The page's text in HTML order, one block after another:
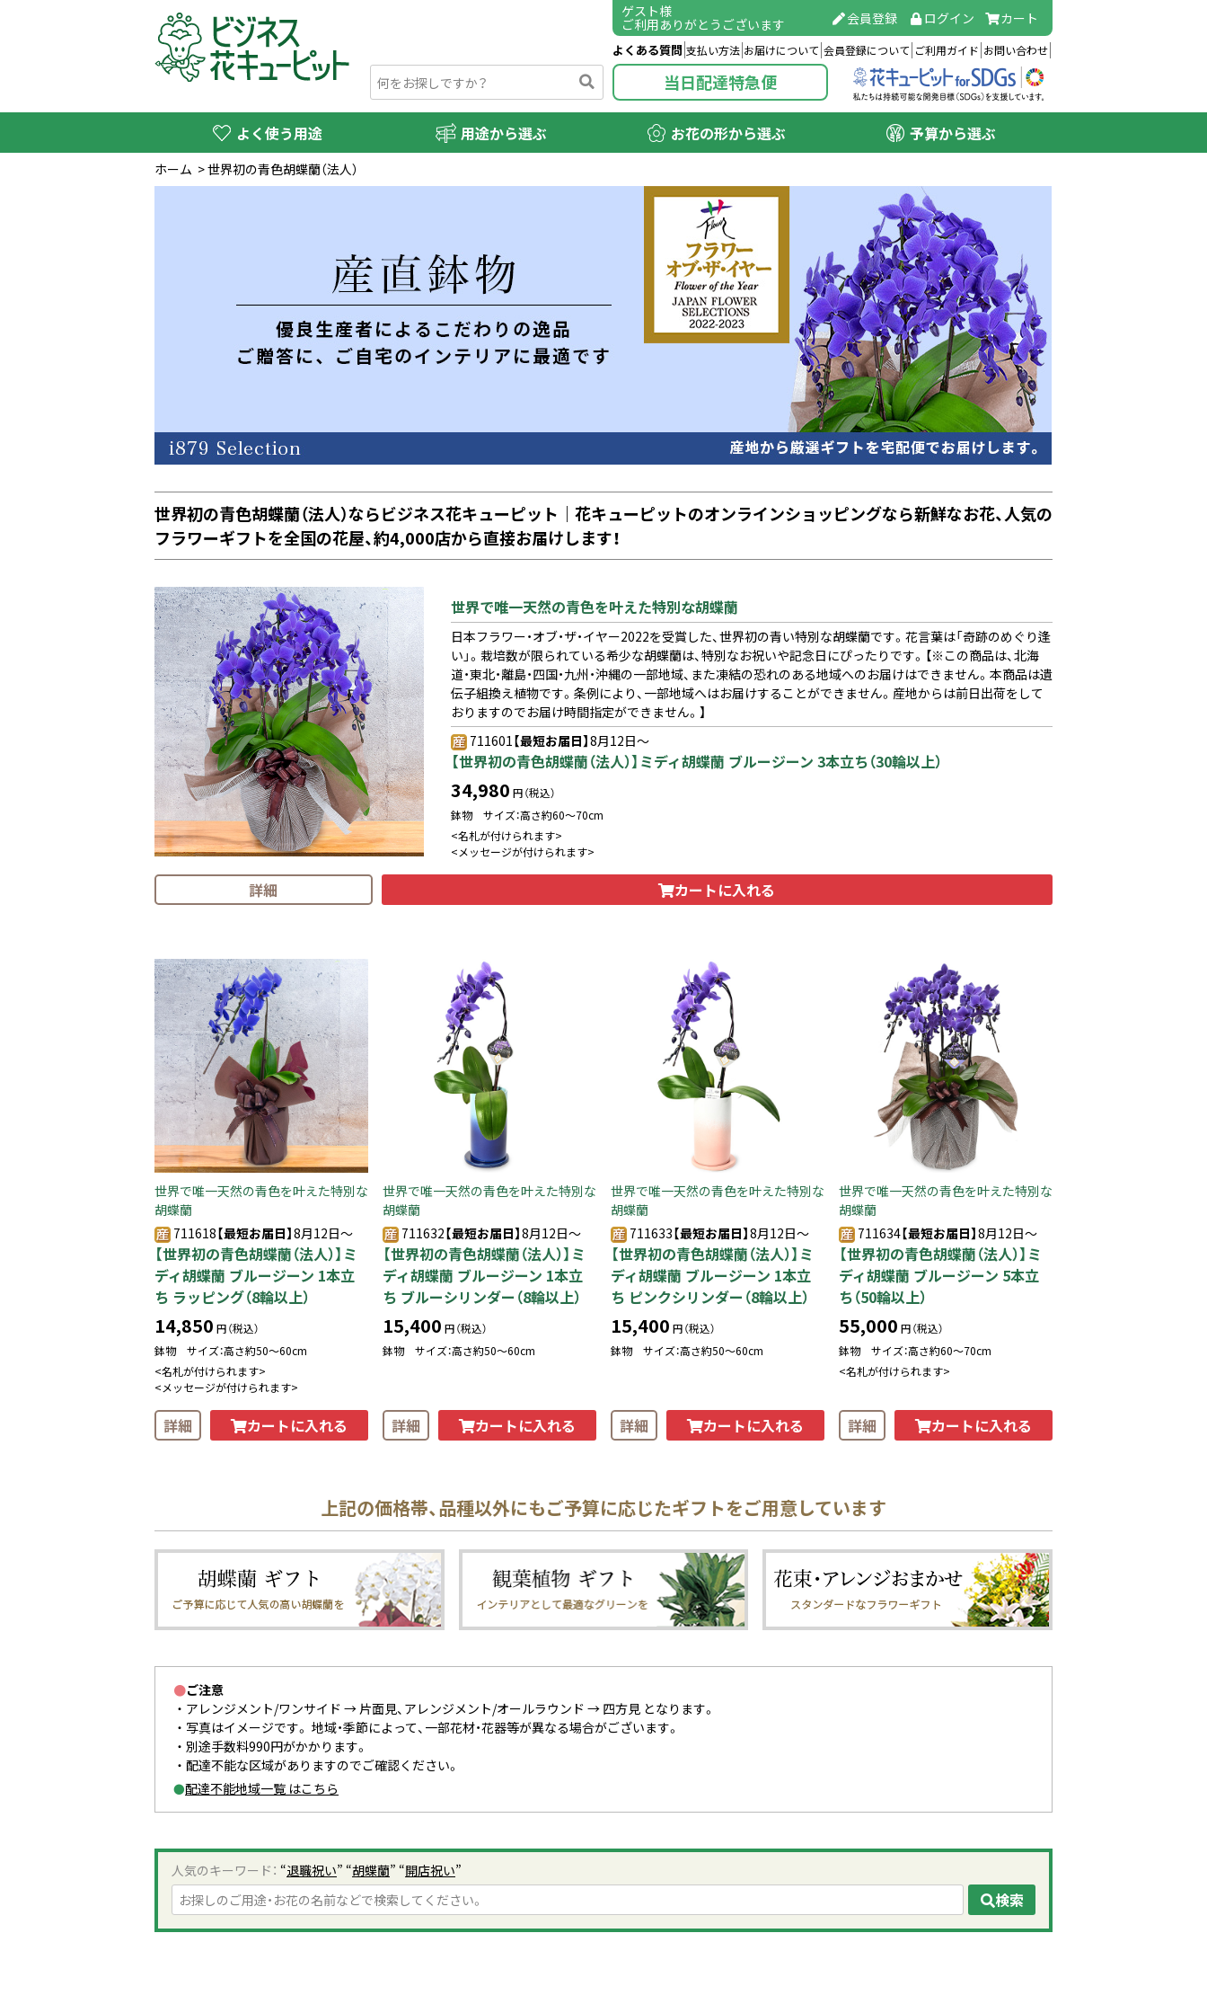
ゲスト様
ご利用ありがとうございます 会員登録 ログイン カート
よくある質問 支払い方法 お届けについて 会員登録について ご利用ガイド お問い合わせ
当日配達特急便
よく使う用途 用途から選ぶ お花の形から選ぶ 予算から選ぶ
ホーム >世界初の青色胡蝶蘭（法人）
世界初の青色胡蝶蘭（法人）ならビジネス花キューピット｜花キューピットのオンラインショッピングなら新鮮なお花、人気の
フラワーギフトを全国の花屋、約4,000店から直接お届けします！
世界で唯一天然の青色を叶えた特別な胡蝶蘭
日本フラワー・オブ・ザ・イヤー2022を受賞した、世界初の青い特別な胡蝶蘭です。花言葉は「奇跡のめぐり逢
い」。栽培数が限られている希少な胡蝶蘭は、特別なお祝いや記念日にぴったりです。【※この商品は、北海
道・東北・離島・四国・九州・沖縄の一部地域、また凍結の恐れのある地域へのお届けはできません。本商品は遺
伝子組換え植物です。条例により、一部地域へはお届けすることができません。産地からは前日出荷をして
おりますのでお届け時間指定ができません。】
711601【最短お届日】8月12日～
【世界初の青色胡蝶蘭（法人）】ミディ胡蝶蘭 ブルージーン 3本立ち（30輪以上）
34,980 円（税込）
鉢物 サイズ：高さ約60〜70cm
<名札が付けられます>
<メッセージが付けられます>
詳細 カートに入れる
世界で唯一天然の青色を叶えた特別な
胡蝶蘭
711618【最短お届日】8月12日～
【世界初の青色胡蝶蘭（法人）】ミ
ディ胡蝶蘭 ブルージーン 1本立
ち ラッピング（8輪以上）
14,850 円（税込）
鉢物 サイズ：高さ約50〜60cm
<名札が付けられます>
<メッセージが付けられます>
詳細 カートに入れる
世界で唯一天然の青色を叶えた特別な
胡蝶蘭
711632【最短お届日】8月12日～
【世界初の青色胡蝶蘭（法人）】ミ
ディ胡蝶蘭 ブルージーン 1本立
ち ブルーシリンダー（8輪以上）
15,400 円（税込）
鉢物 サイズ：高さ約50〜60cm
詳細 カートに入れる
世界で唯一天然の青色を叶えた特別な
胡蝶蘭
711633【最短お届日】8月12日～
【世界初の青色胡蝶蘭（法人）】ミ
ディ胡蝶蘭 ブルージーン 1本立
ち ピンクシリンダー（8輪以上）
15,400 円（税込）
鉢物 サイズ：高さ約50〜60cm
詳細 カートに入れる
世界で唯一天然の青色を叶えた特別な
胡蝶蘭
711634【最短お届日】8月12日～
【世界初の青色胡蝶蘭（法人）】ミ
ディ胡蝶蘭 ブルージーン 5本立
ち（50輪以上）
55,000 円（税込）
鉢物 サイズ：高さ約60〜70cm
<名札が付けられます>
詳細 カートに入れる
上記の価格帯、品種以外にもご予算に応じたギフトをご用意しています
●ご注意
アレンジメント/ワンサイド → 片面見、アレンジメント/オールラウンド → 四方見 となります。
写真はイメージです。 地域・季節によって、一部花材・花器等が異なる場合がございます。
別途手数料990円がかかります。
配達不能な区域がありますのでご確認ください。
●配達不能地域一覧 はこちら
人気のキーワード： “退職祝い” “胡蝶蘭” “開店祝い”
検索